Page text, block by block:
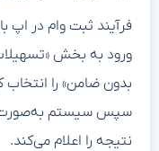
فرآیند ثبت وام در اپ
ورود به بخش
بدون ضامن» را انتخاب
سپس سیستم به‌صورت
نتیجه را اعلام می‌کند.